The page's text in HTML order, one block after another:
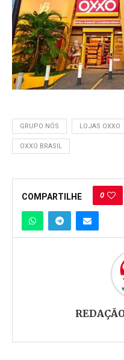
GRUPO NÓS LOJAS OXXO
OXXO BRASIL
COMPARTILHE 0